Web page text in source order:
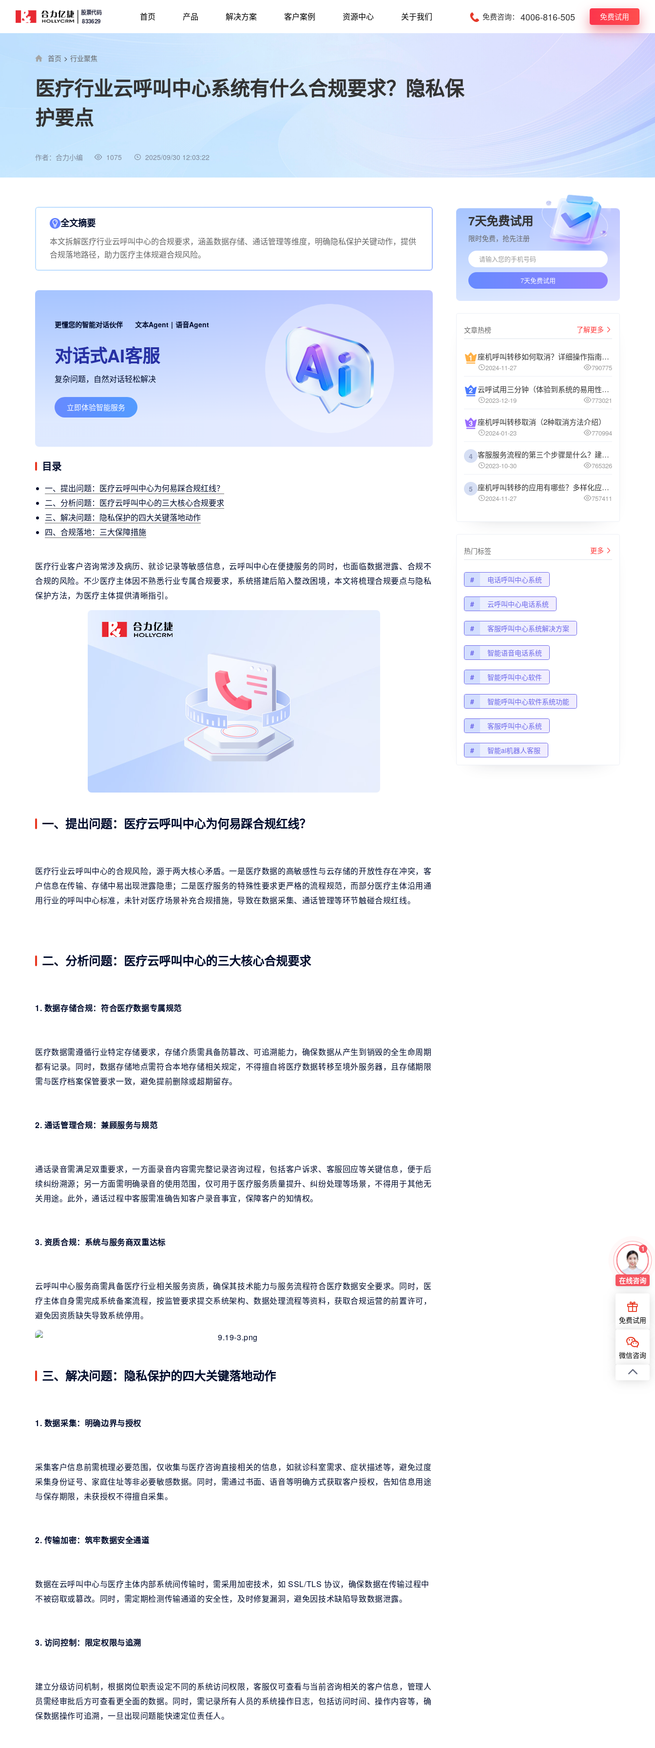
股票代码
833629 首页 产品 解决方案 客户案例 资源中心 关于我们 免费咨询： 4006-816-505 免费试用
首页 > 行业聚焦
医疗行业云呼叫中心系统有什么合规要求？隐私保
护要点
作者：合力小编 1075 2025/09/30 12:03:22
全文摘要
本文拆解医疗行业云呼叫中心的合规要求，涵盖数据存储、通话管理等维度，明确隐私保护关键动作，提供
合规落地路径，助力医疗主体规避合规风险。
更懂您的智能对话伙伴 文本Agent | 语音Agent
对话式AI客服
复杂问题，自然对话轻松解决
立即体验智能服务
目录
一、提出问题：医疗云呼叫中心为何易踩合规红线？
二、分析问题：医疗云呼叫中心的三大核心合规要求
三、解决问题：隐私保护的四大关键落地动作
四、合规落地：三大保障措施
医疗行业客户咨询常涉及病历、就诊记录等敏感信息，云呼叫中心在便捷服务的同时，也面临数据泄露、合规不
合规的风险。不少医疗主体因不熟悉行业专属合规要求，系统搭建后陷入整改困境，本文将梳理合规要点与隐私
保护方法，为医疗主体提供清晰指引。
一、提出问题：医疗云呼叫中心为何易踩合规红线？
医疗行业云呼叫中心的合规风险，源于两大核心矛盾。一是医疗数据的高敏感性与云存储的开放性存在冲突，客
户信息在传输、存储中易出现泄露隐患；二是医疗服务的特殊性要求更严格的流程规范，而部分医疗主体沿用通
用行业的呼叫中心标准，未针对医疗场景补充合规措施，导致在数据采集、通话管理等环节触碰合规红线。
二、分析问题：医疗云呼叫中心的三大核心合规要求
1. 数据存储合规：符合医疗数据专属规范
医疗数据需遵循行业特定存储要求，存储介质需具备防篡改、可追溯能力，确保数据从产生到销毁的全生命周期
都有记录。同时，数据存储地点需符合本地存储相关规定，不得擅自将医疗数据转移至境外服务器，且存储期限
需与医疗档案保管要求一致，避免提前删除或超期留存。
2. 通话管理合规：兼顾服务与规范
通话录音需满足双重要求，一方面录音内容需完整记录咨询过程，包括客户诉求、客服回应等关键信息，便于后
续纠纷溯源；另一方面需明确录音的使用范围，仅可用于医疗服务质量提升、纠纷处理等场景，不得用于其他无
关用途。此外，通话过程中客服需准确告知客户录音事宜，保障客户的知情权。
3. 资质合规：系统与服务商双重达标
云呼叫中心服务商需具备医疗行业相关服务资质，确保其技术能力与服务流程符合医疗数据安全要求。同时，医
疗主体自身需完成系统备案流程，按监管要求提交系统架构、数据处理流程等资料，获取合规运营的前置许可，
避免因资质缺失导致系统停用。
三、解决问题：隐私保护的四大关键落地动作
1. 数据采集：明确边界与授权
采集客户信息前需梳理必要范围，仅收集与医疗咨询直接相关的信息，如就诊科室需求、症状描述等，避免过度
采集身份证号、家庭住址等非必要敏感数据。同时，需通过书面、语音等明确方式获取客户授权，告知信息用途
与保存期限，未获授权不得擅自采集。
2. 传输加密：筑牢数据安全通道
数据在云呼叫中心与医疗主体内部系统间传输时，需采用加密技术，如 SSL/TLS 协议，确保数据在传输过程中
不被窃取或篡改。同时，需定期检测传输通道的安全性，及时修复漏洞，避免因技术缺陷导致数据泄露。
3. 访问控制：限定权限与追溯
建立分级访问机制，根据岗位职责设定不同的系统访问权限，客服仅可查看与当前咨询相关的客户信息，管理人
员需经审批后方可查看更全面的数据。同时，需记录所有人员的系统操作日志，包括访问时间、操作内容等，确
保数据操作可追溯，一旦出现问题能快速定位责任人。
7天免费试用
限时免费，抢先注册
7天免费试用
文章热榜 了解更多
座机呼叫转移如何取消？详细操作指南介绍
2024-11-27 790775
云呼试用三分钟（体验到系统的易用性和高效性）
2023-12-19 773021
座机呼叫转移取消（2种取消方法介绍）
2024-01-23 770994
4 客服服务流程的第三个步骤是什么？建议企业阅读
2023-10-30 765326
5 座机呼叫转移的应用有哪些？多样化应用场景解析
2024-11-27 757411
热门标签 更多
# 电话呼叫中心系统
# 云呼叫中心电话系统
# 客服呼叫中心系统解决方案
# 智能语音电话系统
# 智能呼叫中心软件
# 智能呼叫中心软件系统功能
# 客服呼叫中心系统
# 智能ai机器人客服
1
在线咨询
免费试用
微信咨询